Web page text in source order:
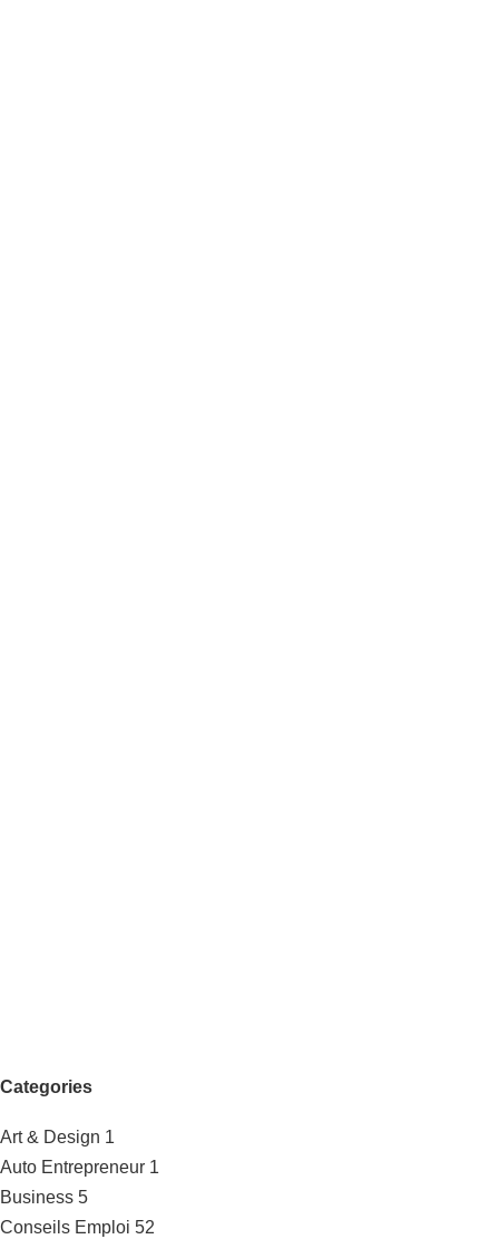
Categories
Art & Design 1
Auto Entrepreneur 1
Business 5
Conseils Emploi 52